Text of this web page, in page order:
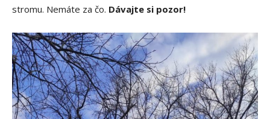
stromu. Nemáte za čo. Dávajte si pozor!